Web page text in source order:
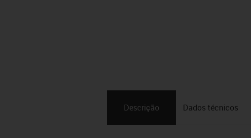
Descrição Dados técnicos